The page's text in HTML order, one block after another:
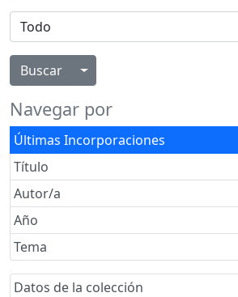
Alternar menú desplegable
Navegar por
Últimas Incorporaciones
Título
Autor/a
Año
Tema
Datos de la colección